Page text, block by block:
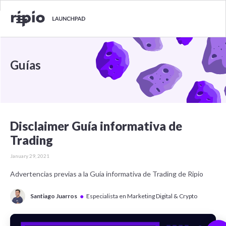
Guías
Disclaimer Guía informativa de
Trading
January 29, 2021
Advertencias previas a la Guía informativa de Trading de Ripio
Santiago Juarros ● Especialista en Marketing Digital & Crypto